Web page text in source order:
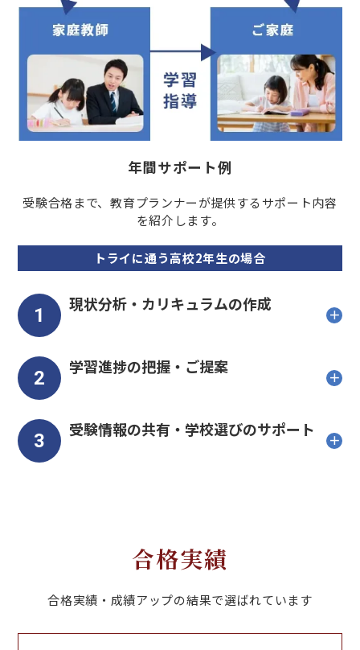
年間サポート例
受験合格まで、教育プランナーが提供するサポート内容
を紹介します。
トライに通う高校2年生の場合
1
現状分析・カリキュラムの作成
2
学習進捗の把握・ご提案
3
受験情報の共有・学校選びのサポート
合格実績
合格実績・成績アップの結果で選ばれています